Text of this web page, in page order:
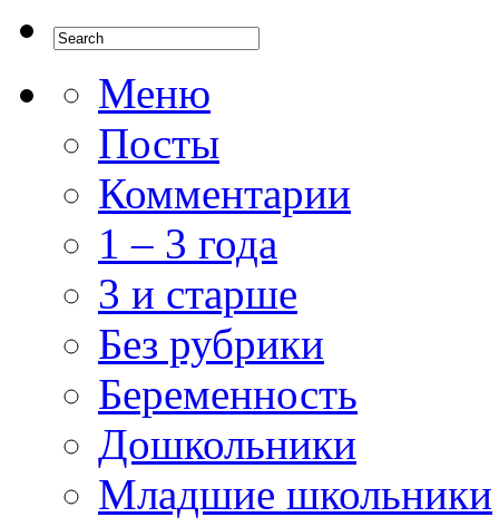
Меню
Посты
Комментарии
1 – 3 года
3 и старше
Без рубрики
Беременность
Дошкольники
Младшие школьники